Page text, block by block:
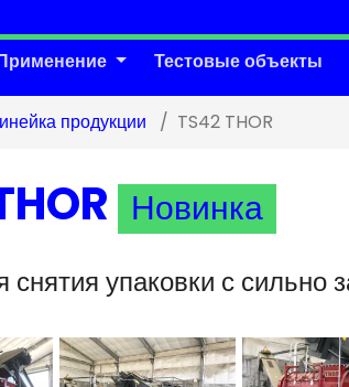
Тестовые объекты
продукции TS42 THOR
Новинка
снятия упаковки с сильно